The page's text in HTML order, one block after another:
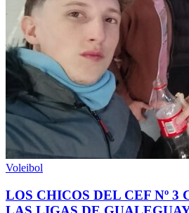
Voleibol
LOS CHICOS DEL CEF Nº 3